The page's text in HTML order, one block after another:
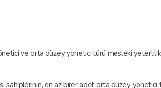
ve orta düzey yönetici türü mesleki
en az birer adet orta düzey